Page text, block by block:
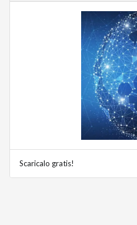
Scaricalo gratis!